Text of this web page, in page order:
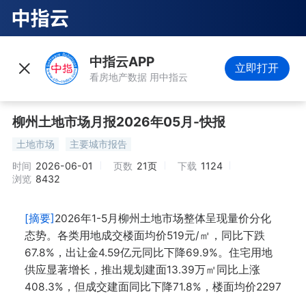
中指云APP
看房地产数据 用中指云
立即打开
柳州土地市场月报2026年05月-快报
土地市场
主要城市报告
时间 2026-06-01 页数 21页 下载 1124
浏览 8432
[摘要]2026年1-5月柳州土地市场整体呈现量价分化
态势。各类用地成交楼面均价519元/㎡，同比下跌
67.8%，出让金4.59亿元同比下降69.9%。住宅用地
供应显著增长，推出规划建面13.39万㎡同比上涨
408.3%，但成交建面同比下降71.8%，楼面均价2297